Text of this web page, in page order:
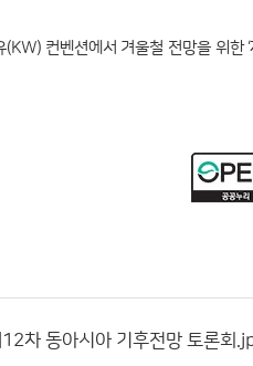
컨벤션에서 겨울철 전망을 위
차 동아시아 기후전망 토론